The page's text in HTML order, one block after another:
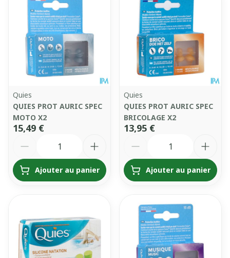
Quies
QUIES PROT AURIC SPEC
MOTO X2
15,49 €
Ajouter au panier
Quies
QUIES PROT AURIC SPEC
BRICOLAGE X2
13,95 €
Ajouter au panier